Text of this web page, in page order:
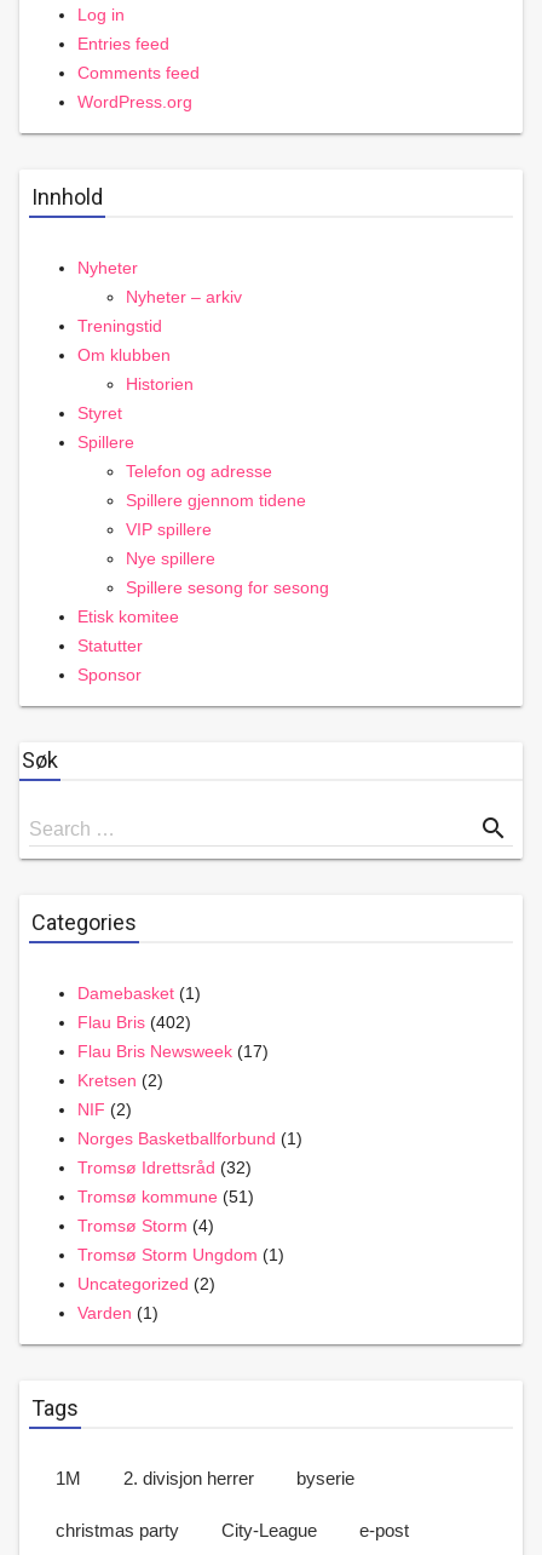
Log in
Entries feed
Comments feed
WordPress.org
Innhold
Nyheter
Nyheter – arkiv
Treningstid
Om klubben
Historien
Styret
Spillere
Telefon og adresse
Spillere gjennom tidene
VIP spillere
Nye spillere
Spillere sesong for sesong
Etisk komitee
Statutter
Sponsor
Søk
Search
for
Search … search
Categories
Damebasket (1)
Flau Bris (402)
Flau Bris Newsweek (17)
Kretsen (2)
NIF (2)
Norges Basketballforbund (1)
Tromsø Idrettsråd (32)
Tromsø kommune (51)
Tromsø Storm (4)
Tromsø Storm Ungdom (1)
Uncategorized (2)
Varden (1)
Tags
1M 2. divisjon herrer byserie
christmas party City-League e-post